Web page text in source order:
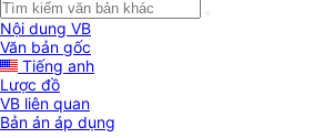
Nội dung VB
Văn bản gốc
Tiếng anh
Lược đồ
VB liên quan
Bản án áp dụng